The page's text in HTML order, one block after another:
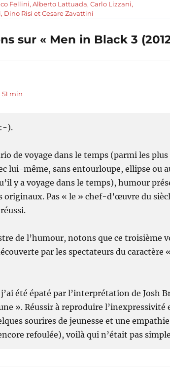
:
Fellini, Alberto Lattuada, Carlo Lizzani,
Dino Risi et Cesare Zavattini
sur « Men in Black 3
51 min
).
de voyage dans le temps (parmi les
lui-même, sans entourloupe, ellipse
y a voyage dans le temps), humour
originaux. Pas « le » chef-d’œuvre du
de l’humour, notons que ce troisième
par les spectateurs du
j’ai été épaté par l’interprétation de Josh
». Réussir à reproduire
sourires de jeunesse et une
refoulée), voilà qui n’était pas